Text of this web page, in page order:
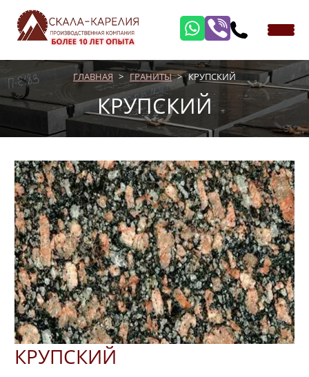
ГЛАВНАЯ ГРАНИТЫ КРУПСКИЙ
КРУПСКИЙ
КРУПСКИЙ